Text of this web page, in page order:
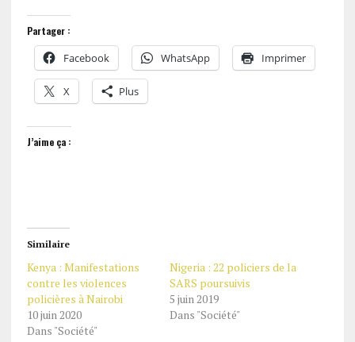
Partager :
Facebook WhatsApp Imprimer
X Plus
J’aime ça :
Similaire
Kenya : Manifestations
contre les violences
policières à Nairobi
10 juin 2020
Dans "Société"
Nigeria : 22 policiers de la
SARS poursuivis
5 juin 2019
Dans "Société"